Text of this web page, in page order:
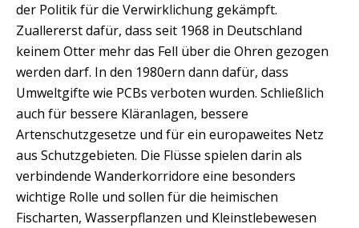
der Politik für die Verwirklichung gekämpft.
Zuallererst dafür, dass seit 1968 in Deutschland
keinem Otter mehr das Fell über die Ohren gezogen
werden darf. In den 1980ern dann dafür, dass
Umweltgifte wie PCBs verboten wurden. Schließlich
auch für bessere Kläranlagen, bessere
Artenschutzgesetze und für ein europaweites Netz
aus Schutzgebieten. Die Flüsse spielen darin als
verbindende Wanderkorridore eine besonders
wichtige Rolle und sollen für die heimischen
Fischarten, Wasserpflanzen und Kleinstlebewesen